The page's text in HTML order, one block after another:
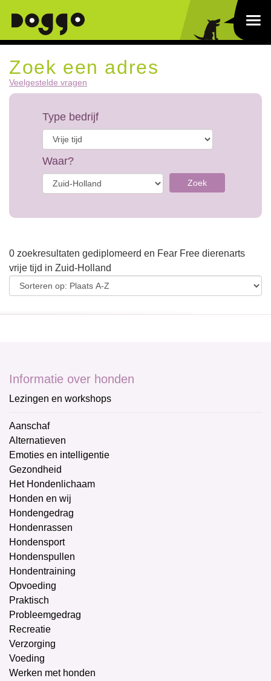
Zoek een adres
Veelgestelde vragen
Type bedrijf
Waar?
Zoek
0 zoekresultaten gediplomeerd en Fear Free dierenarts
vrije tijd in Zuid-Holland
Informatie over honden
Lezingen en workshops
Aanschaf
Alternatieven
Emoties en intelligentie
Gezondheid
Het Hondenlichaam
Honden en wij
Hondengedrag
Hondenrassen
Hondensport
Hondenspullen
Hondentraining
Opvoeding
Praktisch
Probleemgedrag
Recreatie
Verzorging
Voeding
Werken met honden